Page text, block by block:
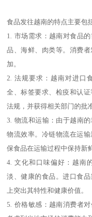
食品发往越南的特点主要包
1. 市场需求：越南对食品
品、海鲜、肉类等。消费
加。
2. 法规要求：越南对进口
全、标签要求、检疫和认
法规，并获得相关部门的批
3. 物流和运输：由于越南
物流效率。冷链物流在运
保食品在运输过程中保持新
4. 文化和口味偏好：越南
淡、健康的食品。进口食
上突出其特性和健康价值。
5. 价格敏感：越南消费者